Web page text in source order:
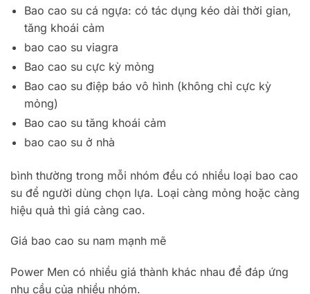
Bao cao su cá ngựa: có tác dụng kéo dài thời gian,
tăng khoái cảm
bao cao su viagra
Bao cao su cực kỳ mỏng
Bao cao su điệp báo vô hình (không chỉ cực kỳ
mỏng)
Bao cao su tăng khoái cảm
bao cao su ở nhà
bình thường trong mỗi nhóm đều có nhiều loại bao cao
su để người dùng chọn lựa. Loại càng mỏng hoặc càng
hiệu quả thì giá càng cao.
Giá bao cao su nam mạnh mẽ
Power Men có nhiều giá thành khác nhau để đáp ứng
nhu cầu của nhiều nhóm.